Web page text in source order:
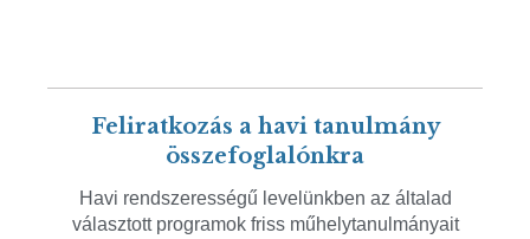
Feliratkozás a havi tanulmány
összefoglalónkra
Havi rendszerességű levelünkben az általad
választott programok friss műhelytanulmányait